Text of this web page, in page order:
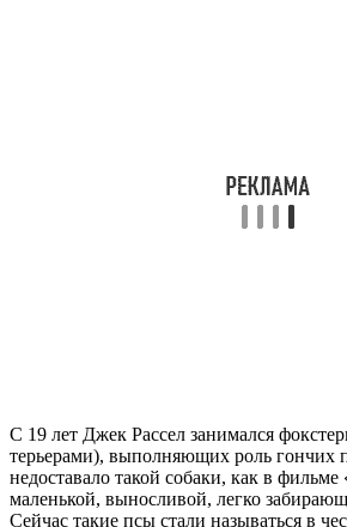
С 19 лет Джек Рассел занимался
терьерами), выполняющих роль гончих
недоставало такой собаки, как в
маленькой, выносливой, легко
Сейчас такие псы стали называться в